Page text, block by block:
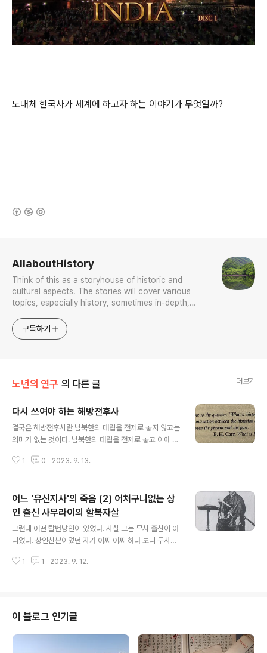
도대체 한국사가 세계에 하고자 하는 이야기가 무엇일까?
AllaboutHistory
Think of this as a storyhouse of historic and
cultural aspects. The stories will cover various
topics, especially history, sometimes in-depth,
approach will be to resist any common sense or
generalized viewpoint
구독하기
노년의 연구 의 다른 글 더보기
다시 쓰여야 하는 해방전후사
결국은 해방전후사란 남북한의 대립을 전제로 놓지 않고는
의미가 없는 것이다. 남북한의 대립을 전제로 놓고 이에 대
볼 것인가가 결정된다. 만약 지금 남한과 북한 둘로 나뉘어
난 이야기이기 때문이다. 해방전후사를 해석하는 데 있어
서는 남북관계, 특히 2023년 현재 남한과 북한이 어떤 모
습으로 귀착되었는가 하는 문제가 해방전후사의 문제를 역
규정할 수밖에 없다. 일부에서 연구된 해방전후사를 바탕
일단 그것이 맞는지 틀리는지도 알 수 없고, 설령 맞다 해도
1 0 2023. 9. 13.
어느 '유신지사'의 죽음 (2) 어처구니없는 상
인 출신 사무라이의 할복자살
그런데 어떤 탈번낭인이 있었다. 사실 그는 무사 출신이 아
니었다. 상인신분이었던 자가 어찌 어찌 하다 보니 무사와
는 생각을 하게 됬다. 아주 머리가 명석하여 배움이 빠르고,
란하게 처리한 것도 그였다. 이렇게 일을 잘하다 보니 그와
함께 일을 한 사람에게서 몰래 제안이 들어왔다. 영국으로
가서 공부를 해 보지 않겠는가- 라는 제안이었다. 본래 호
기심이 많고 유럽에서 공부해보는 것이 꿈이었던 그는 결
1 1 2023. 9. 12.
이 블로그 인기글